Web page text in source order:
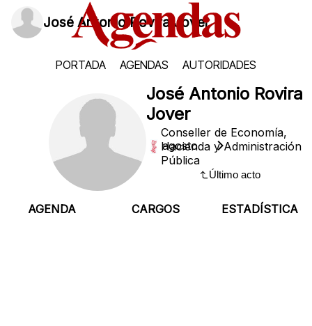
José Antonio Rovira Jover
PORTADA AGENDAS AUTORIDADES
José Antonio Rovira
Jover
Conseller de Economía,
Hacienda y Administración
Pública
AGENDA CARGOS ESTADÍSTICA
Domingo, 9 de agosto
Último acto